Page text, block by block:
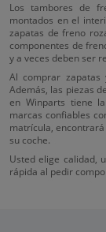
Los tambores de
montados en el
zapatas de freno
componentes de
y a veces deben ser
Al comprar
Además, las piezas
en Winparts tiene
marcas confiables
matrícula,
su coche.
Usted elige calidad,
rápida al pedir